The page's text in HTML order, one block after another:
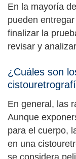
En la mayoría
pueden
finalizar la
revisar y
¿Cuáles son
En general, las
Aunque
para el cuerpo,
en una
se considera